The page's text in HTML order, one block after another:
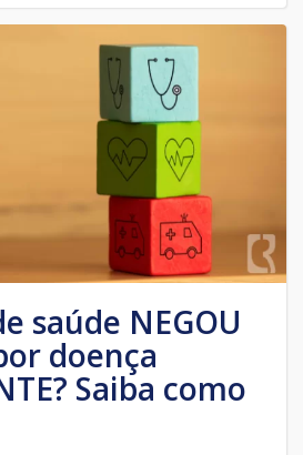
saúde NEGOU
doença
Saiba como